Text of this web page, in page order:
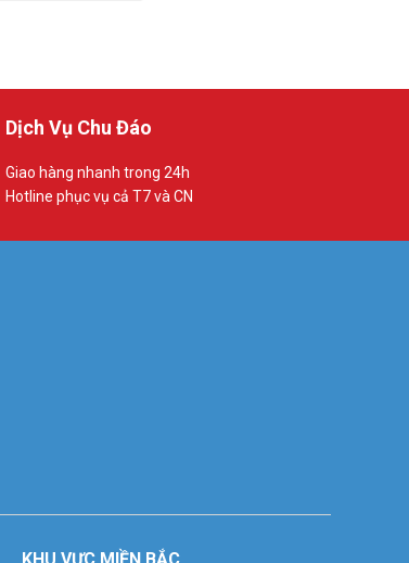
Dịch Vụ Chu Đáo
Giao hàng nhanh trong 24h
Hotline phục vụ cả T7 và CN
KHU VỰC MIỀN BẮC